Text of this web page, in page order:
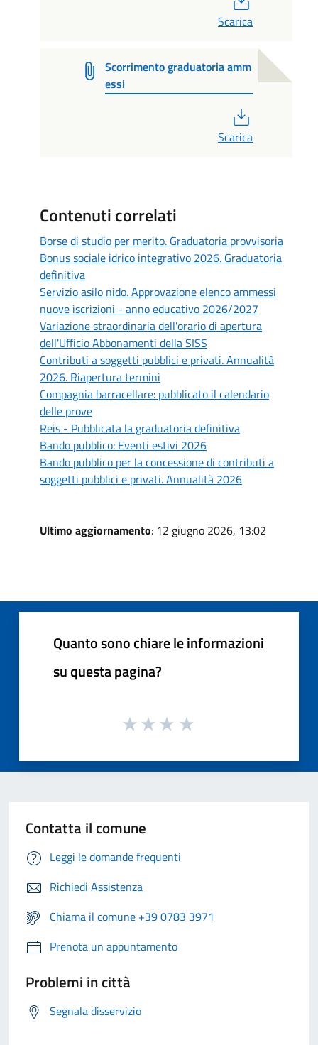
Scarica
Scorrimento graduatoria amm
essi
Scarica
Contenuti correlati
Borse di studio per merito. Graduatoria provvisoria
Bonus sociale idrico integrativo 2026. Graduatoria
definitiva
Servizio asilo nido. Approvazione elenco ammessi
nuove iscrizioni - anno educativo 2026/2027
Variazione straordinaria dell'orario di apertura
dell'Ufficio Abbonamenti della SISS
Contributi a soggetti pubblici e privati. Annualità
2026. Riapertura termini
Compagnia barracellare: pubblicato il calendario
delle prove
Reis - Pubblicata la graduatoria definitiva
Bando pubblico: Eventi estivi 2026
Bando pubblico per la concessione di contributi a
soggetti pubblici e privati. Annualità 2026
Ultimo aggiornamento: 12 giugno 2026, 13:02
Quanto sono chiare le informazioni
su questa pagina?
Contatta il comune
Leggi le domande frequenti
Richiedi Assistenza
Chiama il comune +39 0783 3971
Prenota un appuntamento
Problemi in città
Segnala disservizio